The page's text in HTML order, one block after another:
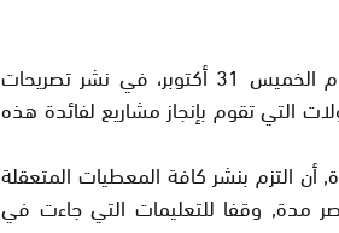
تشرع وزارة الاقتصاد والمالية وإصلاح الإدارة ابتداء من اليوم الخميس 31 أكتوبر، في نشر تصريحات
التي تقوم بإنجاز مشاريع لفائدة هذه
أن التزم بنشر كافة المعطيات المتعقلة
مدة, وقفا للتعليمات التي جاءت في